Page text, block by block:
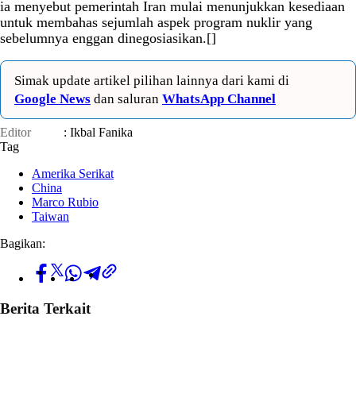
ia menyebut pemerintah Iran mulai menunjukkan kesediaan
untuk membahas sejumlah aspek program nuklir yang
sebelumnya enggan dinegosiasikan.[]
Simak update artikel pilihan lainnya dari kami di
Google News dan saluran WhatsApp Channel
Editor
: Ikbal Fanika
Tag
Amerika Serikat
China
Marco Rubio
Taiwan
Bagikan:
Berita Terkait